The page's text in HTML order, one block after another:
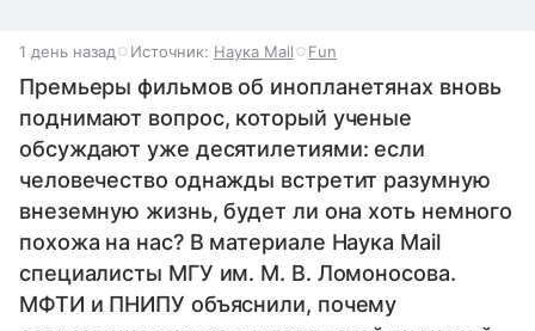
1 день назад Источник: Наука Mail Fun
Премьеры фильмов об инопланетянах вновь
поднимают вопрос, который ученые
обсуждают уже десятилетиями: если
человечество однажды встретит разумную
внеземную жизнь, будет ли она хоть немного
похожа на нас? В материале Наука Mail
специалисты МГУ им. М. В. Ломоносова.
МФТИ и ПНИПУ объяснили, почему